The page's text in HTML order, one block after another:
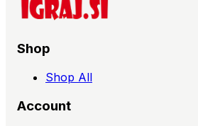
Shop
Shop All
Account